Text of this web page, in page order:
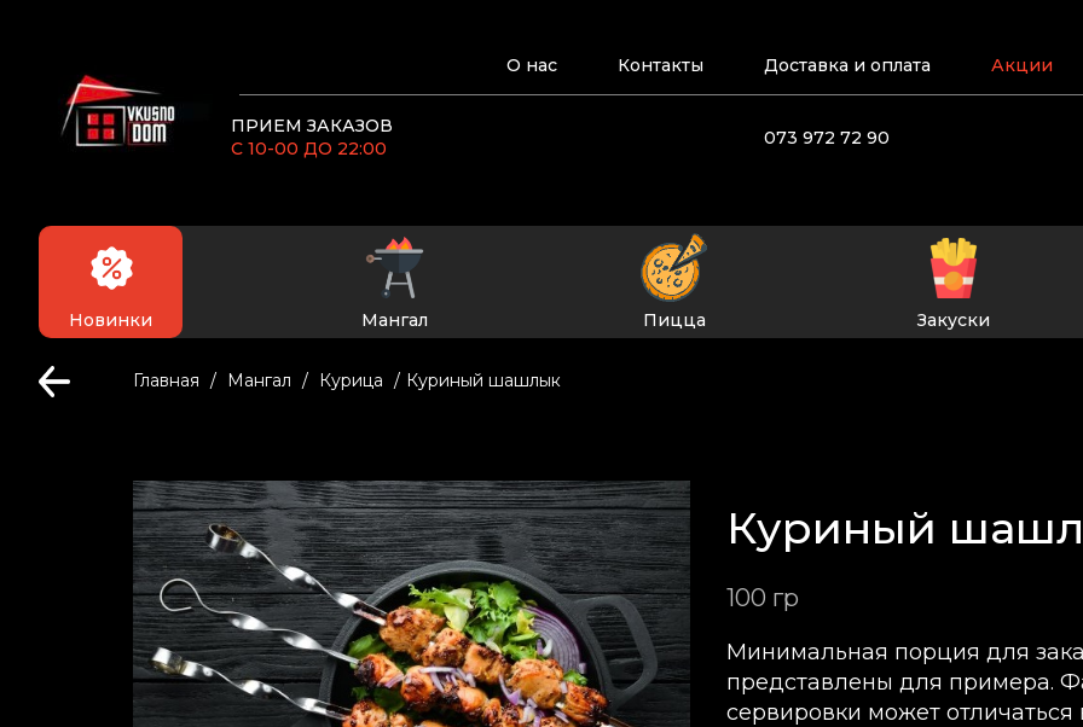
О нас Контакты Доставка и оплата Акции
ПРИЕМ ЗАКАЗОВ
С 10-00 ДО 22:00
073 972 72 90
Новинки Мангал Пицца Закуски
Главная Мангал Курица Куриный шашлык
Куриный
100 гр
Минимальная порция для
представлены для примера.
сервировки может отличаться